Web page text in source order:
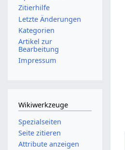
Zitierhilfe
Letzte Änderungen
Kategorien
Artikel zur
Bearbeitung
Impressum
Wikiwerkzeuge
Spezialseiten
Seite zitieren
Attribute anzeigen